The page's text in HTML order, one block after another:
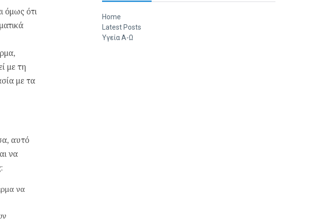
όμως ότι
με τη
με τα
αυτό
να
να
Home
Latest Posts
Υγεία Α-Ω